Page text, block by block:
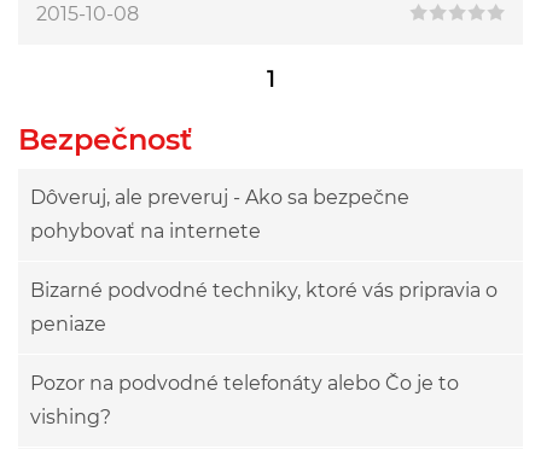
2015-10-08
1
Bezpečnosť
Dôveruj, ale preveruj - Ako sa bezpečne
pohybovať na internete
Bizarné podvodné techniky, ktoré vás pripravia o
peniaze
Pozor na podvodné telefonáty alebo Čo je to
vishing?